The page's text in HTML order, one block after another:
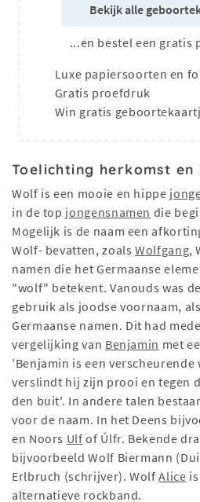
Bekijk alle
...en bestel een gratis
Luxe papiersoorten en
Gratis proefdruk
Win gratis
Toelichting herkomst en
Wolf is een mooie en hippe
in de top jongensnamen die
Mogelijk is de naam een
Wolf- bevatten, zoalsWolfgang,
namen die het Germaanse
"wolf" betekent. Vanouds was
gebruik als joodse voornaam,
Germaanse namen. Dit had
vergelijking van Benjamin met
'Benjamin is een verscheurende
verslindt hij zijn prooi en tegen
den buit'. In andere talen
voor de naam. In het Deens
en Noors Ulf of Úlfr. Bekende
bijvoorbeeld Wolf Biermann
Erlbruch (schrijver). WolfAlice
alternatieve rockband.